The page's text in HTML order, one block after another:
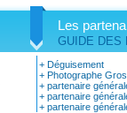
Les
GUIDE DES
+ Déguisement
+ Photographe
+ partenaire
+ partenaire
+ partenaire